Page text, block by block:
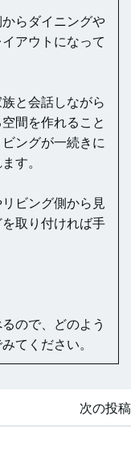
らダイニングや
アウトになって
と会話しながら
間を作れること
ングが一続きに
す。
ビング側から見
取り付ければ手
ので、どのよう
てください。
次の投稿